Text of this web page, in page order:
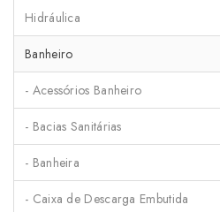
Hidráulica
Banheiro
- Acessórios Banheiro
- Bacias Sanitárias
- Banheira
- Caixa de Descarga Embutida